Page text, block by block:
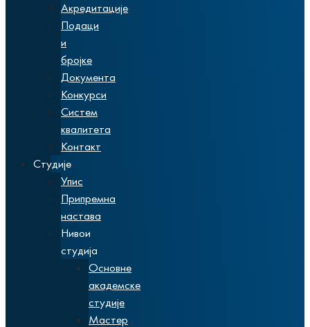
Акредитације
Подаци
и
бројке
Документа
Конкурси
Систем
квалитета
Контакт
Студије
Упис
Припремна
настава
Нивои
студија
Основне
академске
студије
Мастер